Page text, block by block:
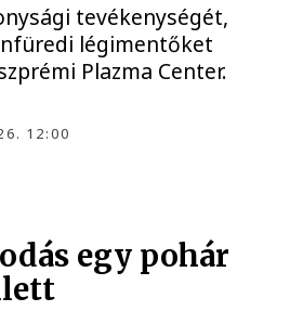
tevékenységét,
légimentőket
Plazma Center.
12:00
egy pohár